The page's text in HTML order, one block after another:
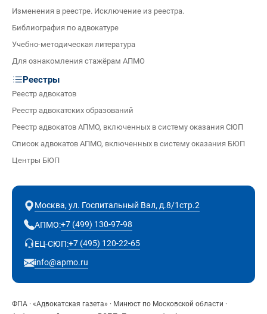
Изменения в реестре. Исключение из реестра.
Библиография по адвокатуре
Учебно-методическая литература
Для ознакомления стажёрам АПМО
Реестры
Реестр адвокатов
Реестр адвокатских образований
Реестр адвокатов АПМО, включенных в систему оказания СЮП
Список адвокатов АПМО, включенных в систему оказания БЮП
Центры БЮП
Москва, ул. Госпитальный Вал, д.8/1стр.2
АПМО:+7 (499) 130-97-98
ЕЦ-СЮП:+7 (495) 120-22-65
info@apmo.ru
ФПА · «Адвокатская газета» · Минюст по Московской области ·